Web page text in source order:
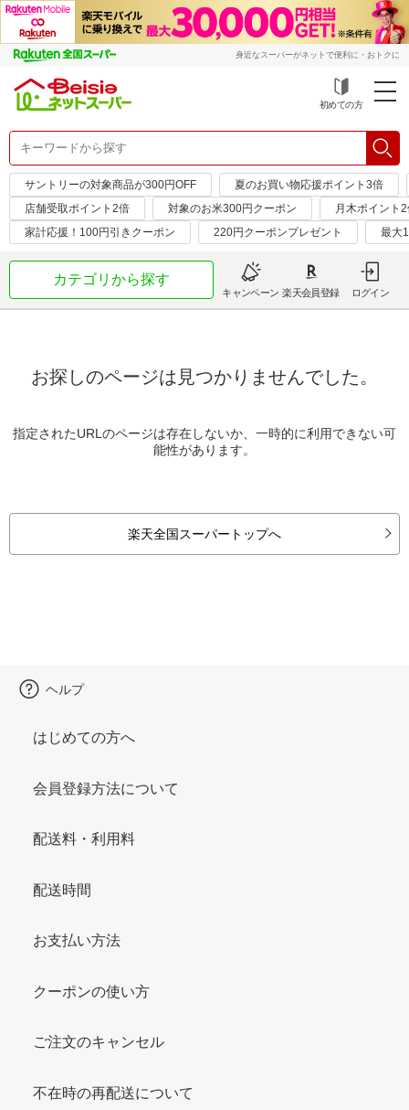
身近なスーパーがネットで便利に・おトクに
初めての方
サントリーの対象商品が300円OFF
夏のお買い物応援ポイント3倍
店舗受取ポイント2倍
対象のお米300円クーポン
月木ポイント
家計応援！100円引きクーポン
220円クーポンプレゼント 最大
カテゴリから探す
キャンペーン 楽天会員登録 ログイン
お探しのページは見つかりませんでした。
指定されたURLのページは存在しないか、一時的に利用できない可
能性があります。
楽天全国スーパートップへ
ヘルプ
はじめての方へ
会員登録方法について
配送料・利用料
配送時間
お支払い方法
クーポンの使い方
ご注文のキャンセル
不在時の再配送について